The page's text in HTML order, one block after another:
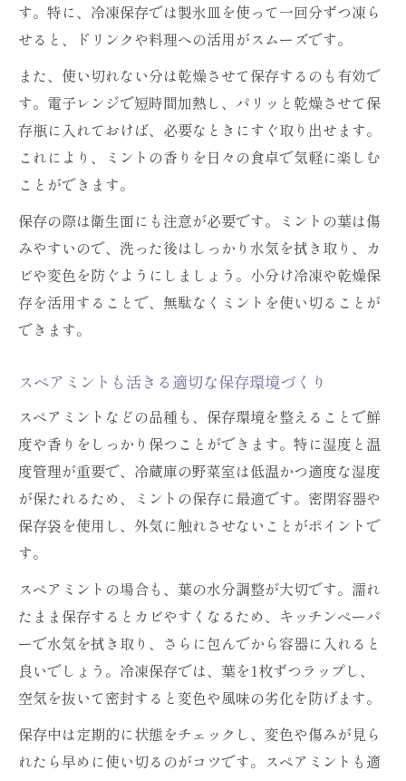
ミント保存で冷凍時の変色対策を徹底解説
冷凍前の下処理でミントを美しく保存する
方法
乾燥ミント活用でも香りを楽しむ方法
ミントの葉を乾燥させて保存する実践術
ミント保存時の乾燥方法と香りを守るコツ
乾燥ミントの作り方と保存方法の違いを解
説
ミントの保存で乾燥を選ぶべきメリットと
は
乾燥ミントをお茶や料理に活かすアイデア
家庭でできるミント保存と使い切りアイデ
ミントを最後まで無駄なく使い切る保存法
ミントの冷凍・乾燥・冷蔵活用術でロス削
減
ミント保存方法ごとの使い道を比較検証
ツ
す。特に、冷凍保存では製氷皿を使って一回分ずつ凍ら
せると、ドリンクや料理への活用がスムーズです。
また、使い切れない分は乾燥させて保存するのも有効で
す。電子レンジで短時間加熱し、パリッと乾燥させて保
存瓶に入れておけば、必要なときにすぐ取り出せます。
これにより、ミントの香りを日々の食卓で気軽に楽しむ
ことができます。
保存の際は衛生面にも注意が必要です。ミントの葉は傷
みやすいので、洗った後はしっかり水気を拭き取り、カ
ビや変色を防ぐようにしましょう。小分け冷凍や乾燥保
存を活用することで、無駄なくミントを使い切ることが
できます。
スペアミントも活きる適切な保存環境づくり
スペアミントなどの品種も、保存環境を整えることで鮮
度や香りをしっかり保つことができます。特に湿度と温
度管理が重要で、冷蔵庫の野菜室は低温かつ適度な湿度
が保たれるため、ミントの保存に最適です。密閉容器や
保存袋を使用し、外気に触れさせないことがポイントで
す。
スペアミントの場合も、葉の水分調整が大切です。濡れ
たまま保存するとカビやすくなるため、キッチンペーパ
ーで水気を拭き取り、さらに包んでから容器に入れると
良いでしょう。冷凍保存では、葉を1枚ずつラップし、
空気を抜いて密封すると変色や風味の劣化を防げます。
保存中は定期的に状態をチェックし、変色や傷みが見ら
れたら早めに使い切るのがコツです。スペアミントも適